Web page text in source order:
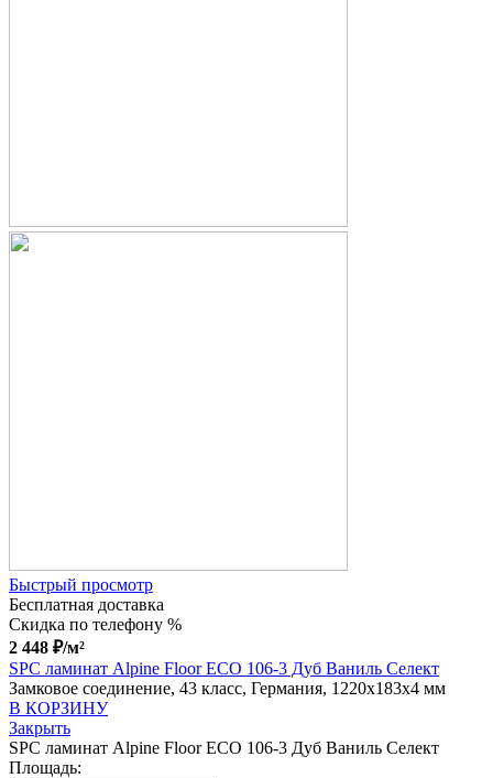
Быстрый просмотр
Бесплатная доставка
Скидка по телефону %
2 448 ₽/м²
SPC ламинат Alpine Floor ECO 106-3 Дуб Ваниль Селект
Замковое соединение, 43 класс, Германия, 1220x183x4 мм
В КОРЗИНУ
Закрыть
SPC ламинат Alpine Floor ECO 106-3 Дуб Ваниль Селект
Площадь: